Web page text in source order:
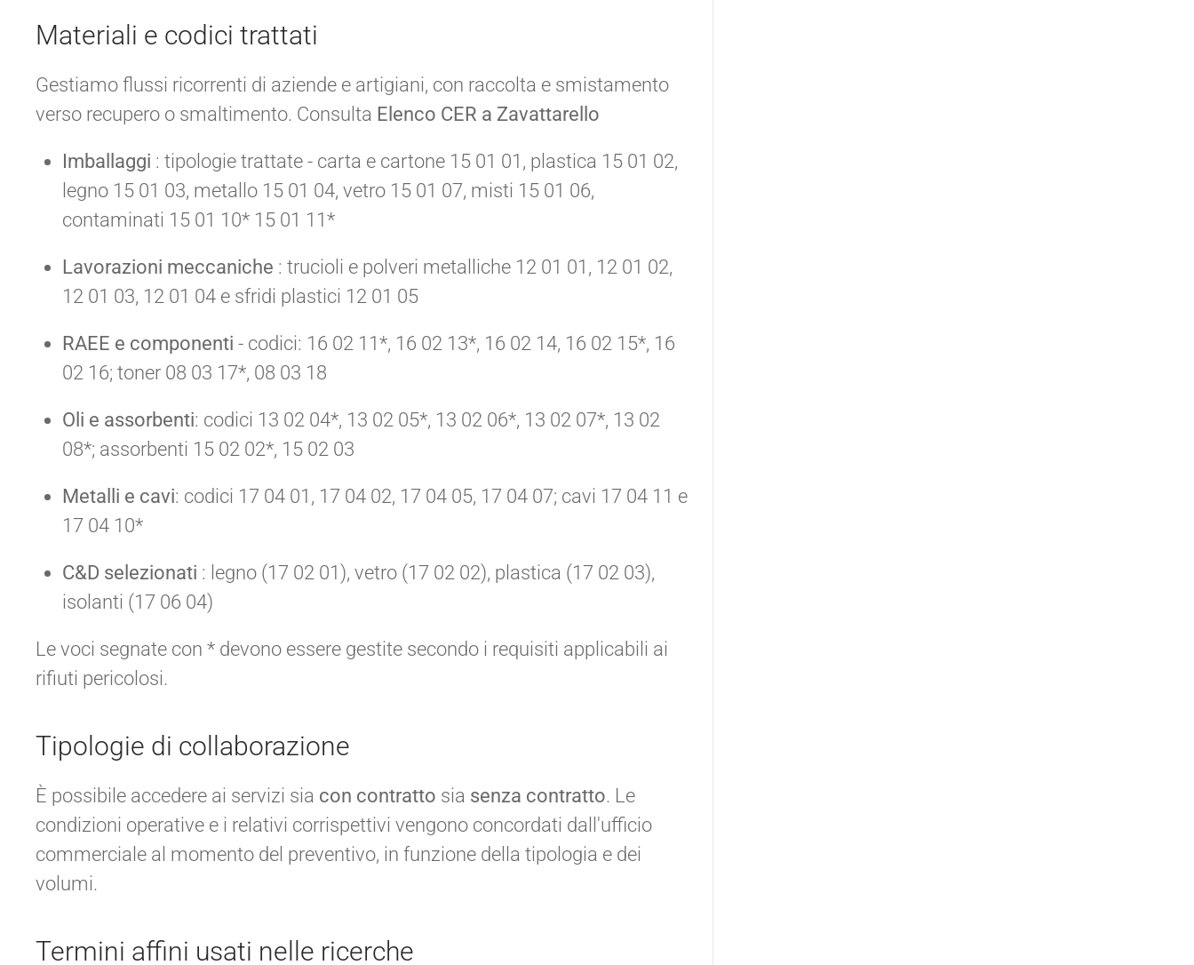
Materiali e codici trattati
Gestiamo flussi ricorrenti di aziende e artigiani, con raccolta e smistamento
verso recupero o smaltimento. Consulta Elenco CER a Zavattarello
Imballaggi : tipologie trattate - carta e cartone 15 01 01, plastica 15 01 02,
legno 15 01 03, metallo 15 01 04, vetro 15 01 07, misti 15 01 06,
contaminati 15 01 10* 15 01 11*
Lavorazioni meccaniche : trucioli e polveri metalliche 12 01 01, 12 01 02,
12 01 03, 12 01 04 e sfridi plastici 12 01 05
RAEE e componenti - codici: 16 02 11*, 16 02 13*, 16 02 14, 16 02 15*, 16
02 16; toner 08 03 17*, 08 03 18
Oli e assorbenti: codici 13 02 04*, 13 02 05*, 13 02 06*, 13 02 07*, 13 02
08*; assorbenti 15 02 02*, 15 02 03
Metalli e cavi: codici 17 04 01, 17 04 02, 17 04 05, 17 04 07; cavi 17 04 11 e
17 04 10*
C&D selezionati : legno (17 02 01), vetro (17 02 02), plastica (17 02 03),
isolanti (17 06 04)
Le voci segnate con * devono essere gestite secondo i requisiti applicabili ai
rifiuti pericolosi.
Tipologie di collaborazione
È possibile accedere ai servizi sia con contratto sia senza contratto. Le
condizioni operative e i relativi corrispettivi vengono concordati dall'ufficio
commerciale al momento del preventivo, in funzione della tipologia e dei
volumi.
Termini affini usati nelle ricerche